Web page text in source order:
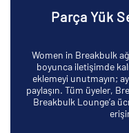
Parça Yük
Women in Breakbulk
boyunca iletişimde
eklemeyi unutmayın;
paylaşın. Tüm üyeler,
Breakbulk Lounge’a